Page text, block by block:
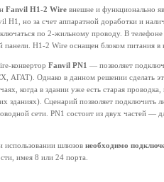
Fanvil H1-2 Wire внешне и функционально
H1, но за счет аппаратной доработки и
по 2-жильному проводу. В телефоне
панели. H1-2 Wire оснащен блоком питания в
конвертор Fanvil PN1 — позволяет
АГАТ). Однако в данном решении сделать
когда в здании уже есть старая проводка,
зданиях). Сценарий позволяет подключить
сети. PN1 состоит из двух частей —
использовании шлюзов необходимо
имея 8 или 24 порта.